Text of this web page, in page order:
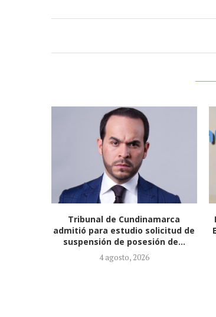
Reducirán afiliados de la Nueva
EPS: propuesta de la ministra de
Salud...
3 agosto, 2026